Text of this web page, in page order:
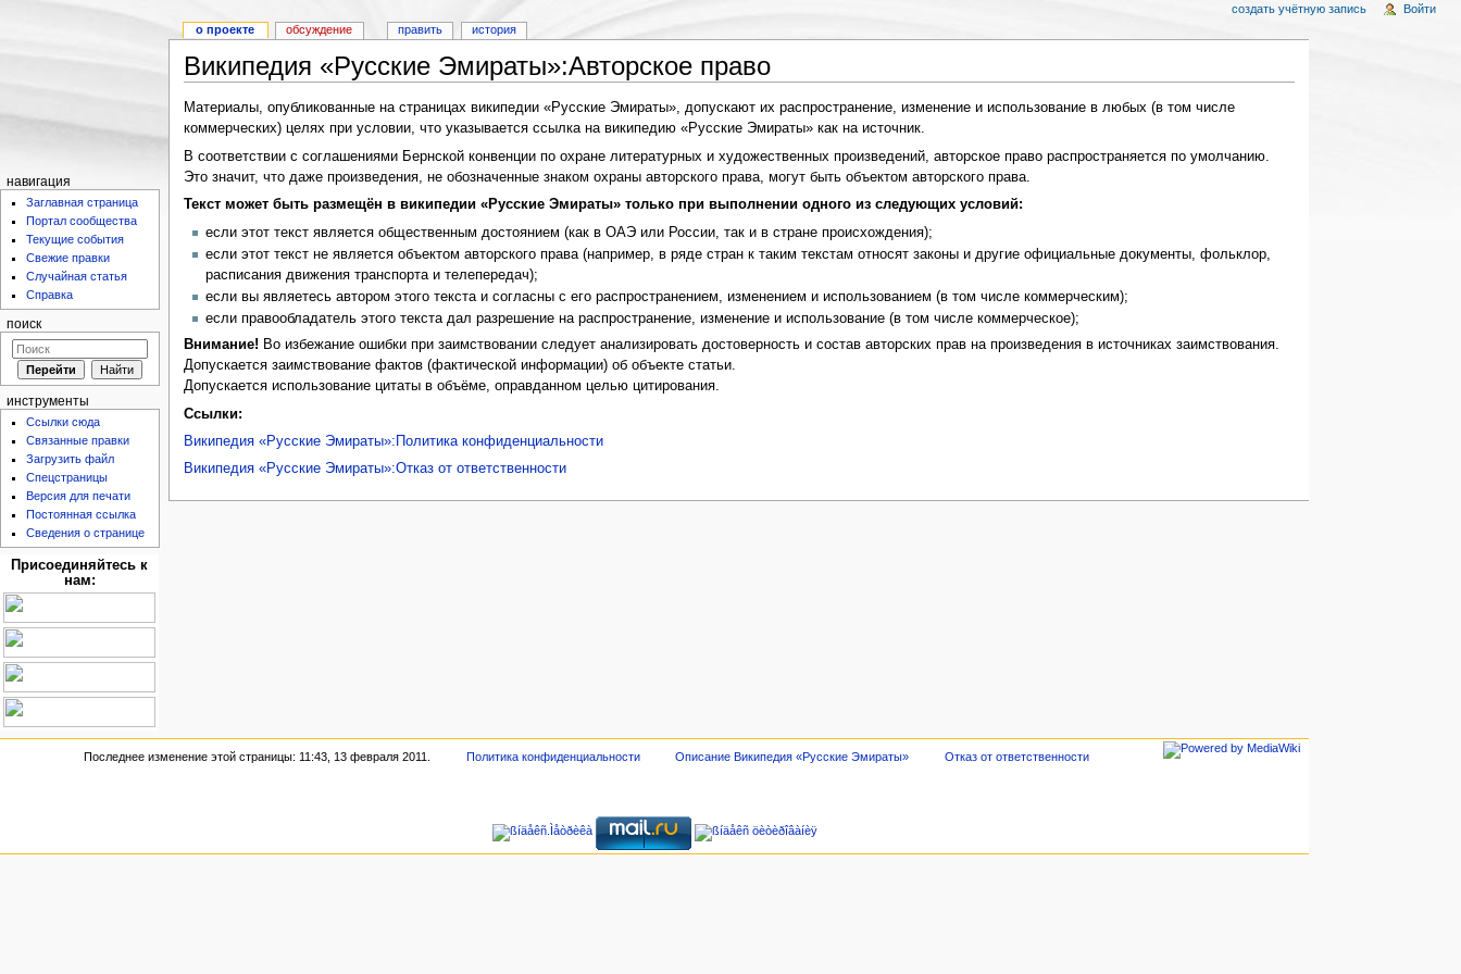
Википедия «Русские Эмираты»:Авторское право
Материалы, опубликованные на страницах википедии «Русские Эмираты», допускают их распространение, изменение и использование в любых (в том числе
коммерческих) целях при условии, что указывается ссылка на википедию «Русские Эмираты» как на источник.
В соответствии с соглашениями Бернской конвенции по охране литературных и художественных произведений, авторское право распространяется по умолчанию.
Это значит, что даже произведения, не обозначенные знаком охраны авторского права, могут быть объектом авторского права.
Текст может быть размещён в википедии «Русские Эмираты» только при выполнении одного из следующих условий:
если этот текст является общественным достоянием (как в ОАЭ или России, так и в стране происхождения);
если этот текст не является объектом авторского права (например, в ряде стран к таким текстам относят законы и другие официальные документы, фольклор,
расписания движения транспорта и телепередач);
если вы являетесь автором этого текста и согласны с его распространением, изменением и использованием (в том числе коммерческим);
если правообладатель этого текста дал разрешение на распространение, изменение и использование (в том числе коммерческое);
Внимание! Во избежание ошибки при заимствовании следует анализировать достоверность и состав авторских прав на произведения в источниках заимствования.
Допускается заимствование фактов (фактической информации) об объекте статьи.
Допускается использование цитаты в объёме, оправданном целью цитирования.
Ссылки:
Википедия «Русские Эмираты»:Политика конфиденциальности
Википедия «Русские Эмираты»:Отказ от ответственности
о проекте обсуждение править история
создать учётную запись Войти
навигация
Заглавная страница
Портал сообщества
Текущие события
Свежие правки
Случайная статья
Справка
поиск
инструменты
Ссылки сюда
Связанные правки
Загрузить файл
Спецстраницы
Версия для печати
Постоянная ссылка
Сведения о странице
Присоединяйтесь к
нам:
Последнее изменение этой страницы: 11:43, 13 февраля 2011. Политика конфиденциальности Описание Википедия «Русские Эмираты» Отказ от ответственности